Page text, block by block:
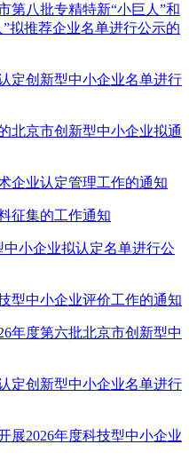
第八批专精特新“小巨人”和
拟推荐企业名单进行公示的
定创新型中小企业名单进行
北京市创新型中小企业拟通
企业认定管理工作的通知
征集的工作通知
小企业拟认定名单进行公
型中小企业评价工作的通知
年度第六批北京市创新型中
定创新型中小企业名单进行
展2026年度科技型中小企业